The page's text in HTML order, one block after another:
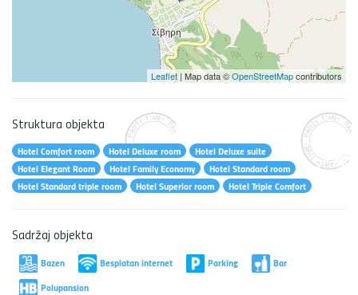
Leaflet | Map data ©OpenStreetMapcontributors
Struktura objekta
Hotel Comfort room Hotel Deluxe room
Hotel Deluxe suite
Hotel Elegant Room
Hotel Family Economy
Hotel Standard room
Hotel Standard triple room
Hotel Superior room Hotel Triple Comfort
Sadržaj objekta
Bazen Besplatan internet Parking
Bar
Polupansion